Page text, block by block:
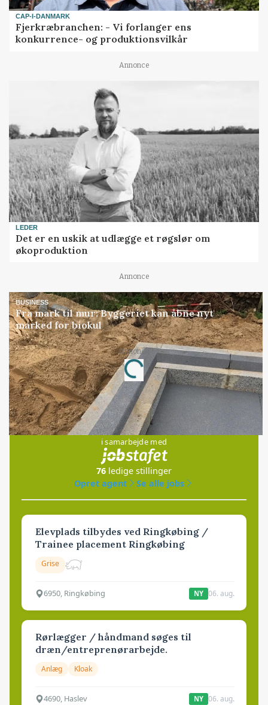
CAP-I-DANMARK
Fjerkræbranchen: - Vi forlanger ens
konkurrence- og produktionsvilkår
Annonce
LEDER
Det er en uskik at udlægge et røgslør om
økoproduktion
Annonce
BUSINESS
Fra mark til mur: Byggeriet kan åbne nyt
marked for biokul
Annonce
Loading...
Jobs
i samarbejde med
76 ledige stillinger
Opret agent
Se alle jobs
Elevplads tilbydes ved Ringkøbing /
Trainee placement Ringkøbing
Grise
6950, Ringkøbing NY 06. aug.
Rørlægger / håndmand søges til
dræn/entreprenørarbejde.
Anlæg Kloak
4690, Haslev NY 06. aug.